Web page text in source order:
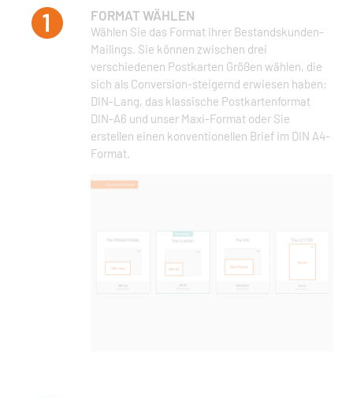
FORMAT WÄHLEN
Wählen Sie das Format Ihrer Bestandskunden-
Mailings. Sie können zwischen drei
verschiedenen Postkarten Größen wählen, die
sich als Conversion-steigernd erwiesen haben:
DIN-Lang, das klassische Postkartenformat
DIN-A6 und unser Maxi-Format oder Sie
erstellen einen konventionellen Brief im DIN A4-
Format.